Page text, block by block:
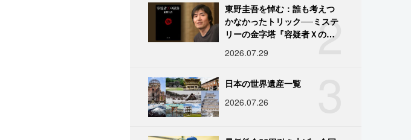
2
東野圭吾を悼む：誰も考えつ
かなかったトリック──ミステ
リーの金字塔『容疑者Ｘの献
2026.07.29
日本の世界遺産一覧
2026.07.26